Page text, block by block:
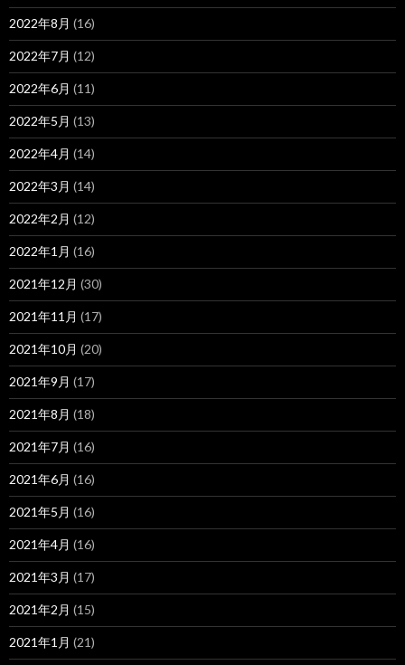
2022年8月 (16)
2022年7月 (12)
2022年6月 (11)
2022年5月 (13)
2022年4月 (14)
2022年3月 (14)
2022年2月 (12)
2022年1月 (16)
2021年12月 (30)
2021年11月 (17)
2021年10月 (20)
2021年9月 (17)
2021年8月 (18)
2021年7月 (16)
2021年6月 (16)
2021年5月 (16)
2021年4月 (16)
2021年3月 (17)
2021年2月 (15)
2021年1月 (21)